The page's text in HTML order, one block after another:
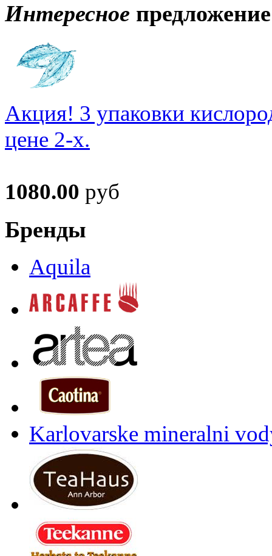
Интересное предложение
Акция! 3 упаковки
цене 2-х.
1080.00 руб
Бренды
Aquila
Karlovarske mineralni